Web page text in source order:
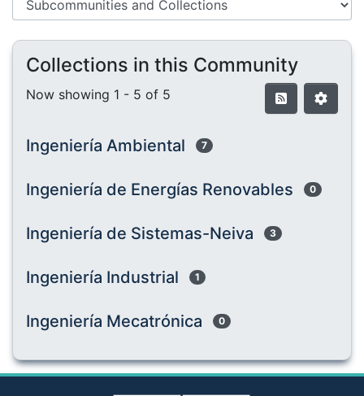
Collections in this Community
Now showing 1 - 5 of 5
Ingeniería Ambiental 7
Ingeniería de Energías Renovables 0
Ingeniería de Sistemas-Neiva 3
Ingeniería Industrial 1
Ingeniería Mecatrónica 0